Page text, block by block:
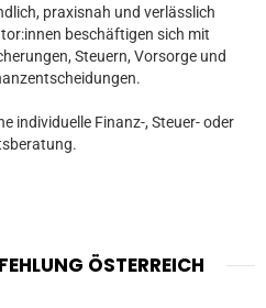
praxisnah und verlässlich
beschäftigen sich mit
Steuern, Vorsorge und
individuelle Finanz-, Steuer- oder
ÖSTERREICH